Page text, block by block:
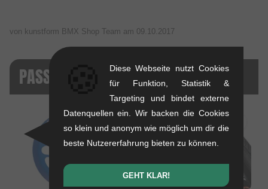
von kunstform BMX Shop Team am 09.10.2017
PASSENDE PRODUKTEDiese Webseite nutzt Cookies
für Funktion, Statistik &
Targeting und bindet externe
Datenquellen ein. Wir backen die Cookies
so klein und anonym wie möglich um dir die
beste Nutzererfahrung bieten zu können.
GEHT KLAR!